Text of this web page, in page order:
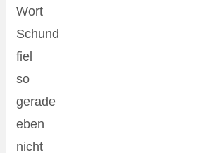
Wort
Schund
fiel
so
gerade
eben
nicht